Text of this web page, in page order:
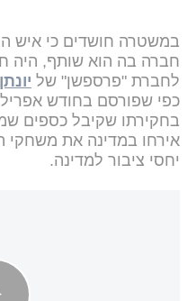
במשטרה חושדים כי איש
חברה בה הוא שותף, היה
לחברת "פרספשן" של
בחקירתו שקיבל כספים
אירחו במדינה את משחקי
יחסי ציבור למדינה.